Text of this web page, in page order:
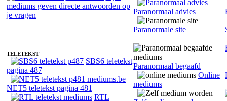
TELETEKST
SBS6 teletekst
pagina 487
NET5 teletekst pagina 481
RTL
Paranormaal advies
Paranormale site
Paranormaal begaafd
Online
mediums